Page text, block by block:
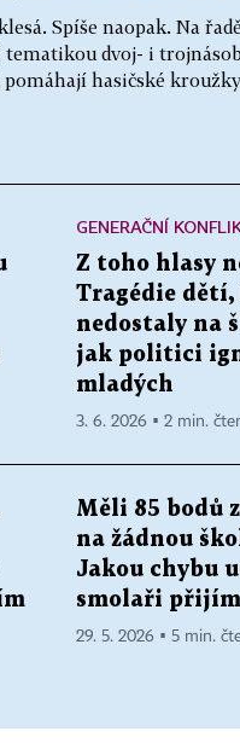
Spíše naopak. Na
dvoj- i
hasičské
GENERAČNÍ
Z toho hlasy
Tragédie dětí,
nedostaly na
jak politici
mladých
3. 6. 2026 ▪ 2 min.
Měli 85 bodů
na žádnou
Jakou chybu
smolaři
29. 5. 2026 ▪ 5 min.